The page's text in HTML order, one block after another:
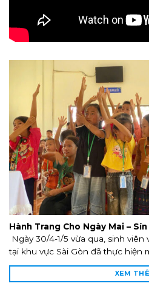
Hành Trang Cho Ngày Mai –
Ngày 30/4-1/5 vừa qua, sinh
tại khu vực Sài Gòn đã thực hiện
XEM